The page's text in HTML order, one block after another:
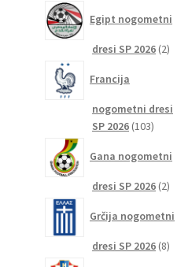
Egipt nogometni
dresi SP 2026 22
Francija
nogometni dresi
SP 2026 103103
Gana nogometni
dresi SP 2026 22
Grčija nogometni
dresi SP 2026 88